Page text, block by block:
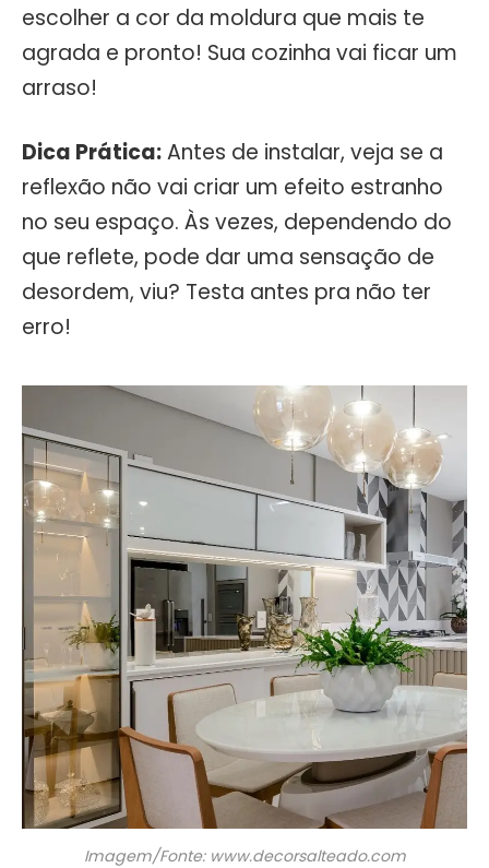
escolher a cor da moldura que mais te
agrada e pronto! Sua cozinha vai ficar um
arraso!
Dica Prática:Antes de instalar, veja se a
reflexão não vai criar um efeito estranho
no seu espaço. Às vezes, dependendo do
que reflete, pode dar uma sensação de
desordem, viu? Testa antes pra não ter
erro!
Imagem/Fonte: www.decorsalteado.com